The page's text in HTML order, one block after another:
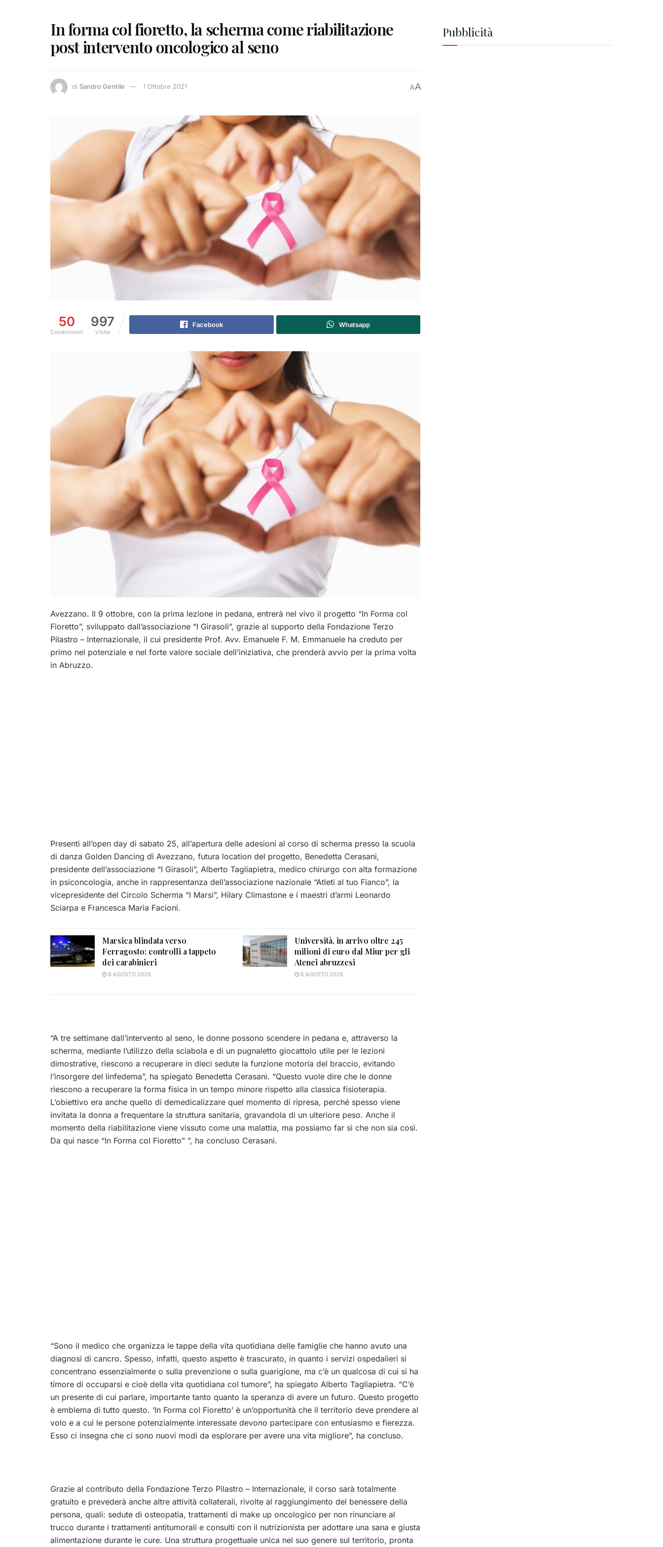
In forma col fioretto, la scherma come riabilitazione
post intervento oncologico al seno
di Sandro Gentile 1 Ottobre 2021 AA
50
Condivisioni
997
Visite
Facebook Whatsapp
Avezzano. Il 9 ottobre, con la prima lezione in pedana, entrerà nel vivo il progetto “In Forma col
Fioretto”, sviluppato dall’associazione “I Girasoli”, grazie al supporto della Fondazione Terzo
Pilastro – Internazionale, il cui presidente Prof. Avv. Emanuele F. M. Emmanuele ha creduto per
primo nel potenziale e nel forte valore sociale dell’iniziativa, che prenderà avvio per la prima volta
in Abruzzo.
Presenti all’open day di sabato 25, all’apertura delle adesioni al corso di scherma presso la scuola
di danza Golden Dancing di Avezzano, futura location del progetto, Benedetta Cerasani,
presidente dell’associazione “I Girasoli”, Alberto Tagliapietra, medico chirurgo con alta formazione
in psiconcologia, anche in rappresentanza dell’associazione nazionale “Atleti al tuo Fianco”, la
vicepresidente del Circolo Scherma “I Marsi”, Hilary Climastone e i maestri d’armi Leonardo
Sciarpa e Francesca Maria Facioni.
Marsica blindata verso
Ferragosto: controlli a tappeto
dei carabinieri
8 AGOSTO 2026
Università, in arrivo oltre 245
milioni di euro dal Miur per gli
Atenei abruzzesi
8 AGOSTO 2026
“A tre settimane dall’intervento al seno, le donne possono scendere in pedana e, attraverso la
scherma, mediante l’utilizzo della sciabola e di un pugnaletto giocattolo utile per le lezioni
dimostrative, riescono a recuperare in dieci sedute la funzione motoria del braccio, evitando
l’insorgere del linfedema”, ha spiegato Benedetta Cerasani. “Questo vuole dire che le donne
riescono a recuperare la forma fisica in un tempo minore rispetto alla classica fisioterapia.
L’obiettivo era anche quello di demedicalizzare quel momento di ripresa, perché spesso viene
invitata la donna a frequentare la struttura sanitaria, gravandola di un ulteriore peso. Anche il
momento della riabilitazione viene vissuto come una malattia, ma possiamo far sì che non sia così.
Da qui nasce “In Forma col Fioretto” ”, ha concluso Cerasani.
“Sono il medico che organizza le tappe della vita quotidiana delle famiglie che hanno avuto una
diagnosi di cancro. Spesso, infatti, questo aspetto è trascurato, in quanto i servizi ospedalieri si
concentrano essenzialmente o sulla prevenzione o sulla guarigione, ma c’è un qualcosa di cui si ha
timore di occuparsi e cioè della vita quotidiana col tumore”, ha spiegato Alberto Tagliapietra. “C’è
un presente di cui parlare, importante tanto quanto la speranza di avere un futuro. Questo progetto
è emblema di tutto questo. ‘In Forma col Fioretto’ è un’opportunità che il territorio deve prendere al
volo e a cui le persone potenzialmente interessate devono partecipare con entusiasmo e fierezza.
Esso ci insegna che ci sono nuovi modi da esplorare per avere una vita migliore”, ha concluso.
Grazie al contributo della Fondazione Terzo Pilastro – Internazionale, il corso sarà totalmente
gratuito e prevederà anche altre attività collaterali, rivolte al raggiungimento del benessere della
persona, quali: sedute di osteopatia, trattamenti di make up oncologico per non rinunciare al
trucco durante i trattamenti antitumorali e consulti con il nutrizionista per adottare una sana e giusta
alimentazione durante le cure. Una struttura progettuale unica nel suo genere sul territorio, pronta
Pubblicità